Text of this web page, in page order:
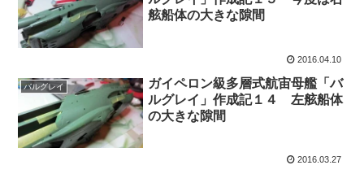
舷船体の大きな隙間
2016.04.10
バルグレイ
ガイペロン級多層式航宙母艦「バ
ルグレイ」作成記１４ 左舷船体
の大きな隙間
2016.03.27